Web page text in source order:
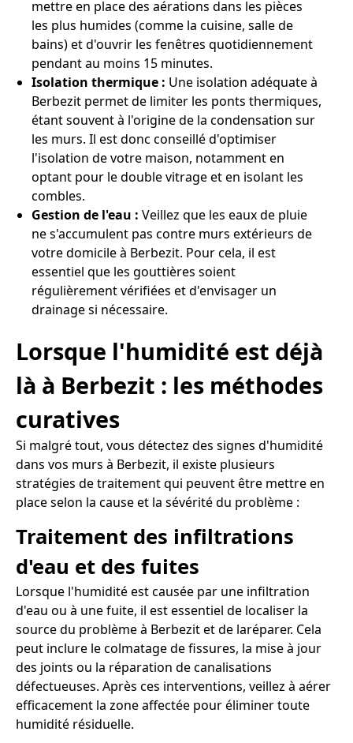
mettre en place des aérations dans les pièces
les plus humides (comme la cuisine, salle de
bains) et d'ouvrir les fenêtres quotidiennement
pendant au moins 15 minutes.
Isolation thermique : Une isolation adéquate à
Berbezit permet de limiter les ponts thermiques,
étant souvent à l'origine de la condensation sur
les murs. Il est donc conseillé d'optimiser
l'isolation de votre maison, notamment en
optant pour le double vitrage et en isolant les
combles.
Gestion de l'eau : Veillez que les eaux de pluie
ne s'accumulent pas contre murs extérieurs de
votre domicile à Berbezit. Pour cela, il est
essentiel que les gouttières soient
régulièrement vérifiées et d'envisager un
drainage si nécessaire.
Lorsque l'humidité est déjà
là à Berbezit : les méthodes
curatives
Si malgré tout, vous détectez des signes d'humidité
dans vos murs à Berbezit, il existe plusieurs
stratégies de traitement qui peuvent être mettre en
place selon la cause et la sévérité du problème :
Traitement des infiltrations
d'eau et des fuites
Lorsque l'humidité est causée par une infiltration
d'eau ou à une fuite, il est essentiel de localiser la
source du problème à Berbezit et de laréparer. Cela
peut inclure le colmatage de fissures, la mise à jour
des joints ou la réparation de canalisations
défectueuses. Après ces interventions, veillez à aérer
efficacement la zone affectée pour éliminer toute
humidité résiduelle.